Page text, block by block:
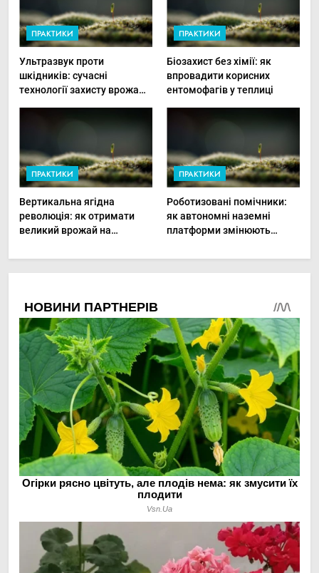
ПРАКТИКИ
Ультразвук проти
шкідників: сучасні
технології захисту врожаю
ПРАКТИКИ
Біозахист без хімії: як
впровадити корисних
ентомофагів у теплиці
ПРАКТИКИ
Вертикальна ягідна
революція: як отримати
великий врожай на
ПРАКТИКИ
Роботизовані помічники:
як автономні наземні
платформи змінюють
овочами